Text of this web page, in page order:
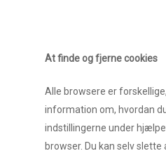
At finde og fjerne cookies
Alle browsere er
information om, hvordan
indstillingerne under
browser. Du kan selv slette